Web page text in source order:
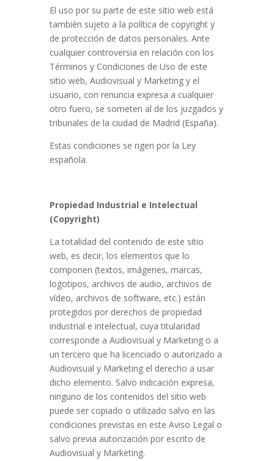
El uso por su parte de este sitio web está
también sujeto a la política de copyright y
de protección de datos personales. Ante
cualquier controversia en relación con los
Términos y Condiciones de Uso de este
sitio web, Audiovisual y Marketing y el
usuario, con renuncia expresa a cualquier
otro fuero, se someten al de los juzgados y
tribunales de la ciudad de Madrid (España).
Estas condiciones se rigen por la Ley
española.
Propiedad Industrial e Intelectual
(Copyright)
La totalidad del contenido de este sitio
web, es decir, los elementos que lo
componen (textos, imágenes, marcas,
logotipos, archivos de audio, archivos de
vídeo, archivos de software, etc.) están
protegidos por derechos de propiedad
industrial e intelectual, cuya titularidad
corresponde a Audiovisual y Marketing o a
un tercero que ha licenciado o autorizado a
Audiovisual y Marketing el derecho a usar
dicho elemento. Salvo indicación expresa,
ninguno de los contenidos del sitio web
puede ser copiado o utilizado salvo en las
condiciones previstas en este Aviso Legal o
salvo previa autorización por escrito de
Audiovisual y Marketing.